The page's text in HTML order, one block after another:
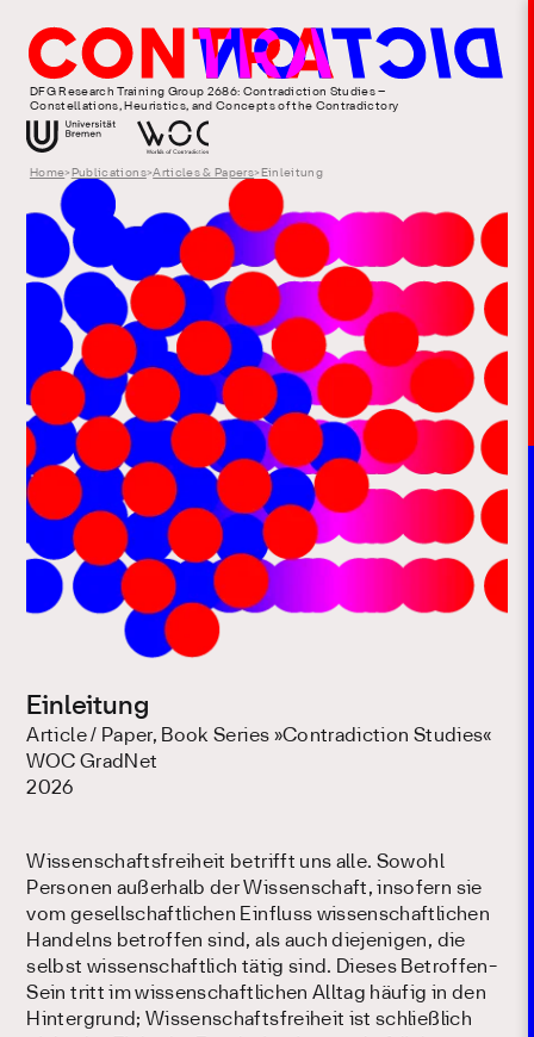
DFG Research Training Group 2686: Contradiction Studies –
Constellations, Heuristics, and Concepts of the Contradictory
Home> Publications>Articles & Papers> Einleitung
Einleitung
Article / Paper, Book Series »Contradiction Studies«
WOC GradNet
2026
Wissenschaftsfreiheit betrifft uns alle. Sowohl
Personen außerhalb der Wissenschaft, insofern sie
vom gesellschaftlichen Einfluss wissenschaftlichen
Handelns betroffen sind, als auch diejenigen, die
selbst wissenschaftlich tätig sind. Dieses Betroffen-
Sein tritt im wissenschaftlichen Alltag häufig in den
Hintergrund; Wissenschaftsfreiheit ist schließlich